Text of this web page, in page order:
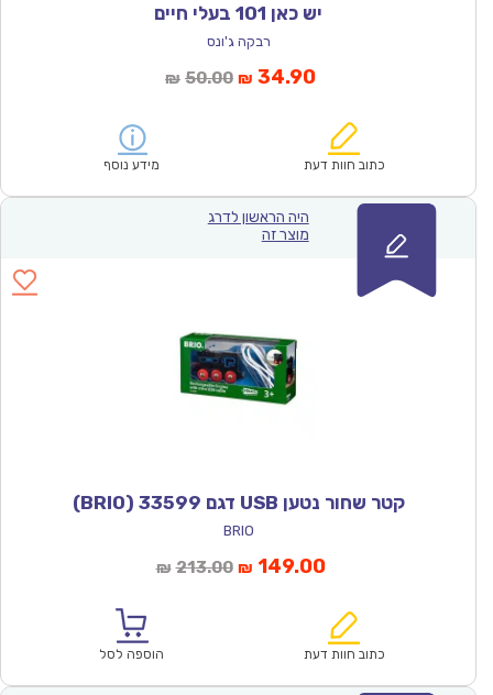
יש כאן 101 בעלי חיים
רבקה ג'ונס
₪ 50.00המחיר
₪50.00.
₪ 34.90המחיר
הוא:
כתוב חוות דעת מידע נוסף
היה הראשון לדרג
מוצר זה
קטר שחור נטען USB דגם 33599 (BRIO)
BRIO
₪ 213.00המחיר
₪213.00.
₪ 149.00המחיר
הוא:
כתוב חוות דעת הוספה לסל